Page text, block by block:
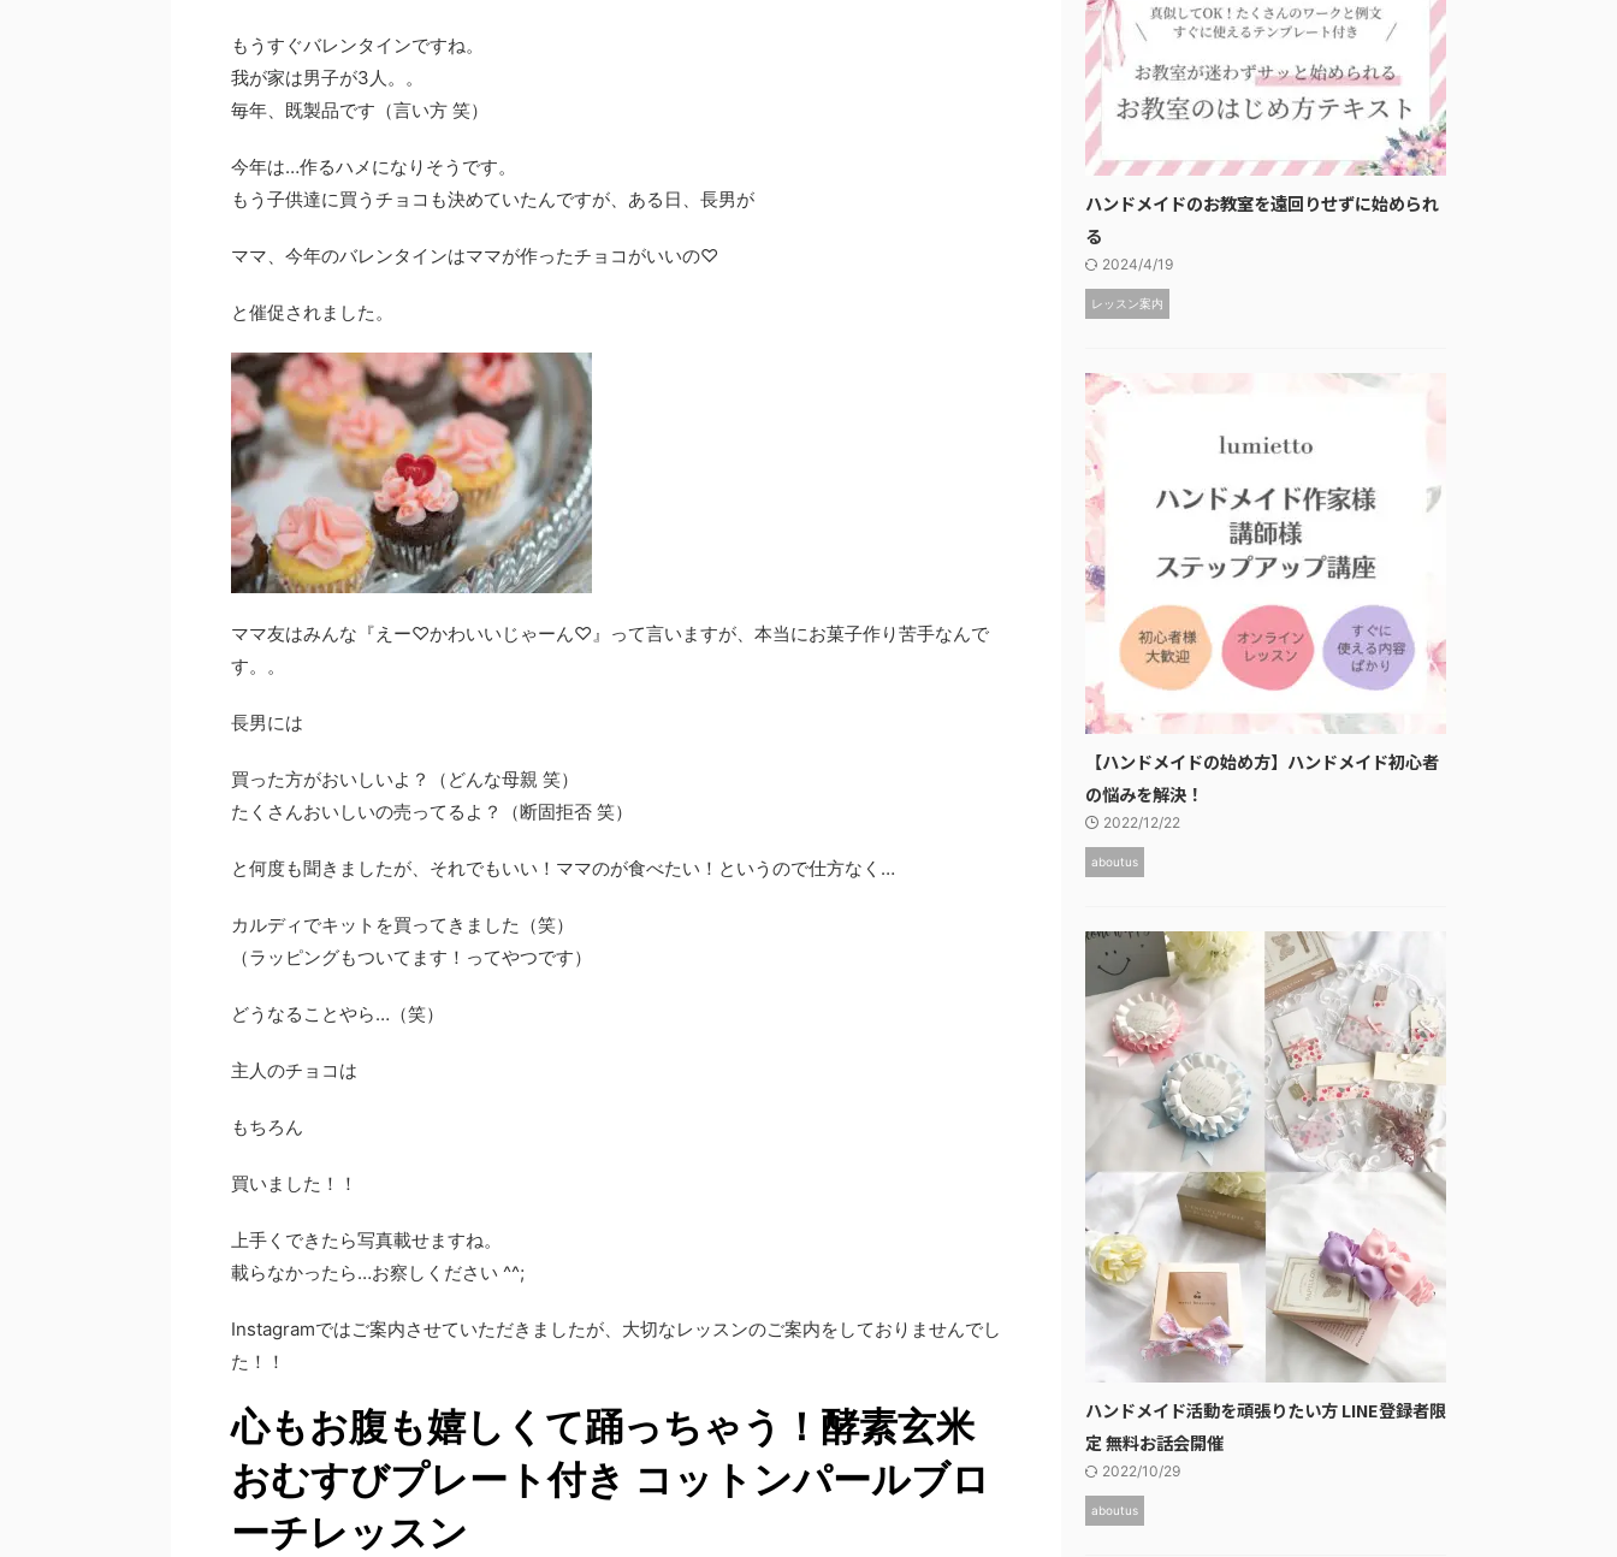
もうすぐバレンタインですね。
我が家は男子が3人。。
毎年、既製品です（言い方 笑）
今年は…作るハメになりそうです。
もう子供達に買うチョコも決めていたんですが、ある日、長男が
ママ、今年のバレンタインはママが作ったチョコがいいの♡
と催促されました。
ママ友はみんな『えー♡かわいいじゃーん♡』って言いますが、本当にお菓子作り苦手なんで
す。。
長男には
買った方がおいしいよ？（どんな母親 笑）
たくさんおいしいの売ってるよ？（断固拒否 笑）
と何度も聞きましたが、それでもいい！ママのが食べたい！というので仕方なく…
カルディでキットを買ってきました（笑）
（ラッピングもついてます！ってやつです）
どうなることやら…（笑）
主人のチョコは
もちろん
買いました！！
上手くできたら写真載せますね。
載らなかったら…お察しください ^^;
Instagramではご案内させていただきましたが、大切なレッスンのご案内をしておりませんでし
た！！
心もお腹も嬉しくて踊っちゃう！酵素玄米
おむすびプレート付き コットンパールブロ
ーチレッスン
ハンドメイドのお教室を遠回りせずに始められ
る
2024/4/19
レッスン案内
【ハンドメイドの始め方】ハンドメイド初心者
の悩みを解決！
2022/12/22
aboutus
ハンドメイド活動を頑張りたい方 LINE登録者限
定 無料お話会開催
2022/10/29
aboutus